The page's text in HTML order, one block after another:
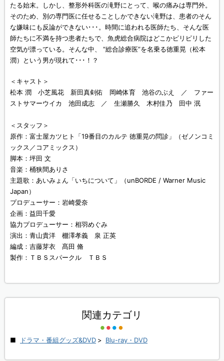
たる始末。しかし、整形外科医の滝野にとって、喉の痛みは専門外。
そのため、別の専門医に任せることしかできない滝野は、患者のそん
な嫌味にも反論ができない･･･。時間に追われる医師たち、そんな医
師たちに不満を持つ患者たちで、魚虎総合病院はどこかピリピリした
空気が漂っている。そんな中、 “総合診療医”を名乗る徳重晃（松本
潤）という男が現れて･･･！？
＜キャスト＞
松本 潤 小芝風花 新田真剣佑 岡崎体育 池谷のぶえ ／ ファー
ストサマーウイカ 池田成志 ／ 生瀬勝久 木村佳乃 田中 泯
＜スタッフ＞
原作：富士屋カツヒト「19番目のカルテ 徳重晃の問診」（ゼノンコミ
ックス／コアミックス）
脚本：坪田 文
音楽：桶狭間ありさ
主題歌：あいみょん「いちについて」（unBORDE / Warner Music
Japan）
プロデューサー：岩崎愛奈
企画：益田千愛
協力プロデューサー：相羽めぐみ
演出：青山貴洋 棚澤孝義 泉 正英
編成：吉藤芽衣 髙田 脩
製作：ＴＢＳスパークル ＴＢＳ
関連カテゴリ
ドラマ・番組グッズ&DVD > Blu-ray・DVD